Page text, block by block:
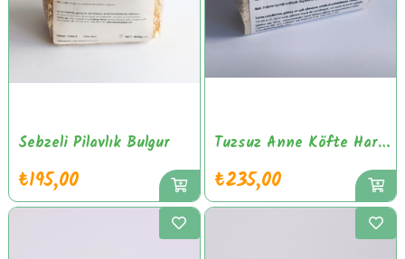
Sebzeli Pilavlık Bulgur
₺195,00
Tuzsuz Anne Köfte Harç Karışımı
₺235,00